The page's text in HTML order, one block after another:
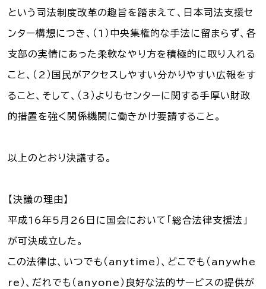
情報提供フォーム
しほ～しし®
司法書士検索
文字サイズ
背景色
という司法制度改革の趣旨を踏まえて、日本司法支援セ
ンター構想につき、（1）中央集権的な手法に留まらず、各
支部の実情にあった柔軟なやり方を積極的に取り入れる
こと、（2）国民がアクセスしやすい分かりやすい広報をす
ること、そして、（3）よりもセンターに関する手厚い財政
的措置を強く関係機関に働きかけ要請すること。
以上のとおり決議する。
【決議の理由】
平成16年5月26日に国会において「総合法律支援法」
が可決成立した。
この法律は、いつでも（anytime）、どこでも（anywhe
re）、だれでも（anyone）良好な法的サービスの提供が